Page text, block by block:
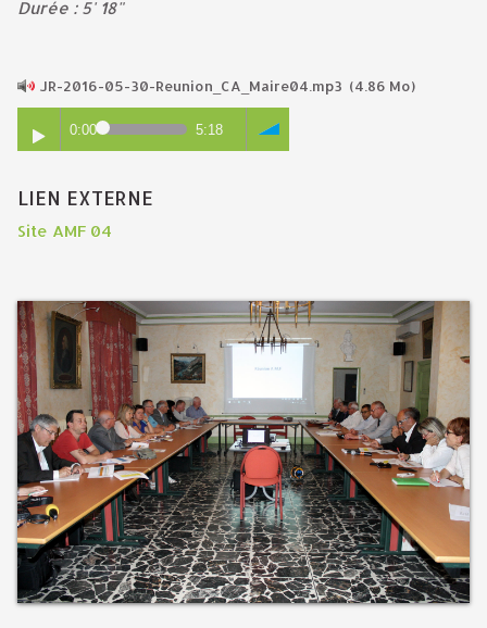
Durée : 5' 18"
JR-2016-05-30-Reunion_CA_Maire04.mp3 (4.86 Mo)
0:00 5:18
LIEN EXTERNE
Site AMF 04